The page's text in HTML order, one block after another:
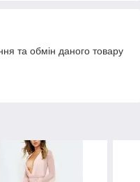
та обмін даного товару